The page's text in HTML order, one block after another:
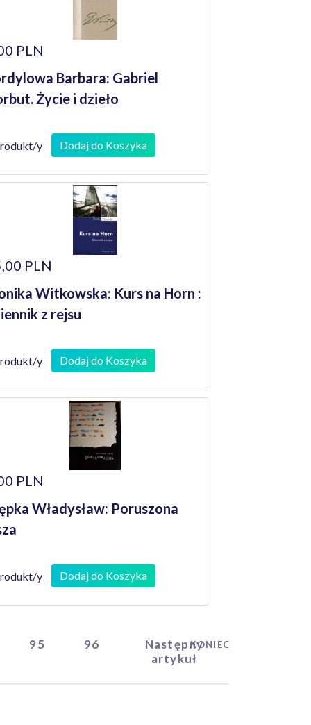
PLN
Barbara: Gabriel
Życie i dzieło
y Dodaj do Koszyka
PLN
Witkowska: Kurs na Horn :
z rejsu
y Dodaj do Koszyka
PLN
Władysław: Poruszona
y Dodaj do Koszyka
95 96
Następny
artykuł
KONIEC